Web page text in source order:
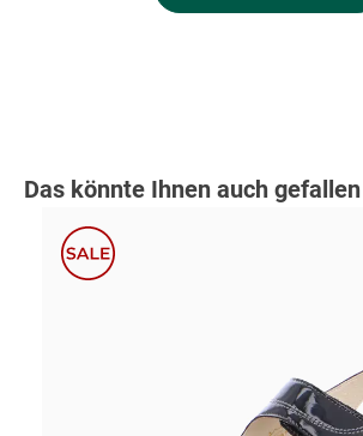
Produktgalerie überspringen
Das könnte Ihnen auch gefallen